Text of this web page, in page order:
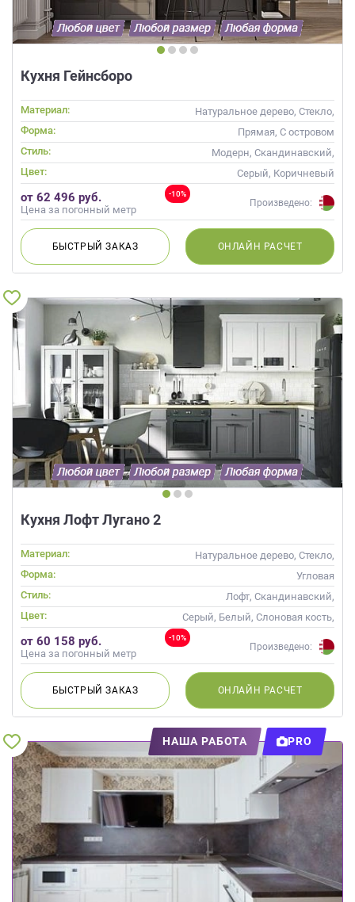
Кухня Гейнсборо
Материал:
Натуральное дерево, Стекло,
Массив
Форма:
Прямая, С островом
Стиль:
Модерн, Скандинавский,
Неоклассика, Современные
Цвет: Серый, Коричневый
-10%
от 62 496 руб.
Цена за погонный метр
Произведено:
БЫСТРЫЙЗАКАЗ ОНЛАЙН РАСЧЕТ
Кухня Лофт Лугано 2
Материал:
Натуральное дерево, Стекло,
Массив
Форма:
Угловая
Стиль:
Лофт, Скандинавский,
Неоклассика, Современные
Цвет:
Серый, Белый, Слоновая кость,
Кремовый, Белый верх темный
низ
-10%
от 60 158 руб.
Цена за погонный метр
Произведено:
БЫСТРЫЙЗАКАЗ ОНЛАЙН РАСЧЕТ
НАША РАБОТА PRO